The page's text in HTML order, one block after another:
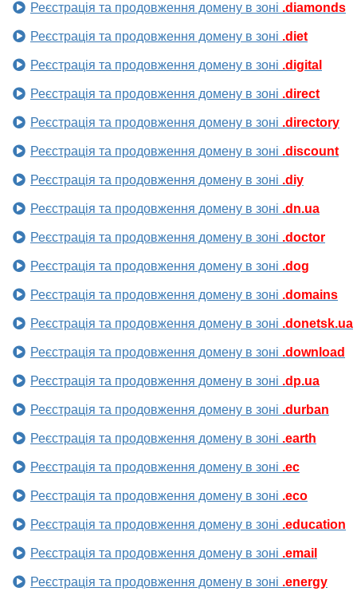
Реєстрація та продовження домену в зоні .diamonds
Реєстрація та продовження домену в зоні .diet
Реєстрація та продовження домену в зоні .digital
Реєстрація та продовження домену в зоні .direct
Реєстрація та продовження домену в зоні .directory
Реєстрація та продовження домену в зоні .discount
Реєстрація та продовження домену в зоні .diy
Реєстрація та продовження домену в зоні .dn.ua
Реєстрація та продовження домену в зоні .doctor
Реєстрація та продовження домену в зоні .dog
Реєстрація та продовження домену в зоні .domains
Реєстрація та продовження домену в зоні .donetsk.ua
Реєстрація та продовження домену в зоні .download
Реєстрація та продовження домену в зоні .dp.ua
Реєстрація та продовження домену в зоні .durban
Реєстрація та продовження домену в зоні .earth
Реєстрація та продовження домену в зоні .ec
Реєстрація та продовження домену в зоні .eco
Реєстрація та продовження домену в зоні .education
Реєстрація та продовження домену в зоні .email
Реєстрація та продовження домену в зоні .energy